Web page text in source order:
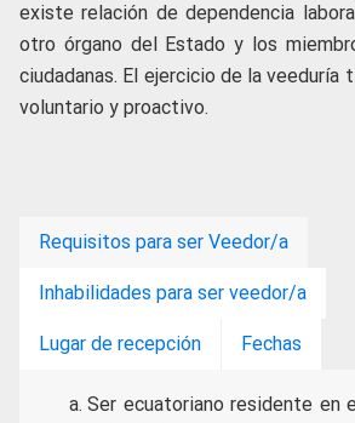
existe relación de dependencia
otro órgano del Estado y los
ciudadanas. El ejercicio de la veeduría
voluntario y proactivo.
Requisitos para ser Veedor/a
Inhabilidades para ser veedor/a
Lugar de recepción Fechas
Ser ecuatoriano residente en